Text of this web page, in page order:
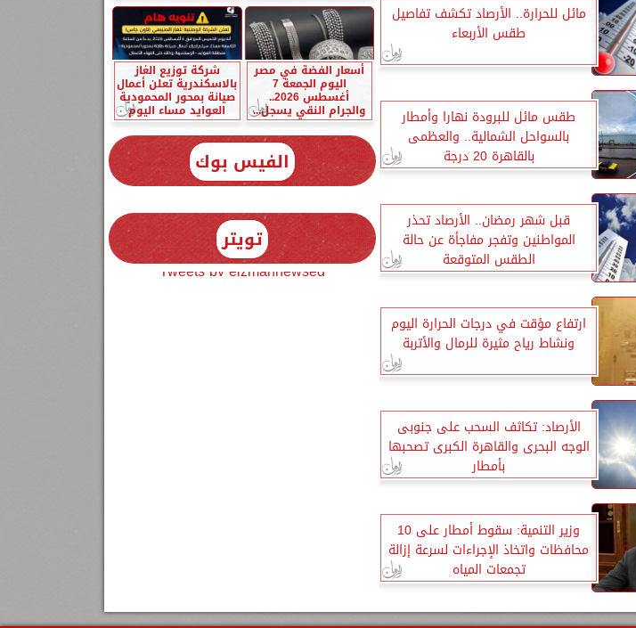
مائل للحرارة.. الأرصاد تكشف تفاصيل
طقس الأربعاء
طقس مائل للبرودة نهارا وأمطار
بالسواحل الشمالية.. والعظمى
بالقاهرة 20 درجة
قبل شهر رمضان.. الأرصاد تحذر
المواطنين وتفجر مفاجأة عن حالة
الطقس المتوقعة
ارتفاع مؤقت في درجات الحرارة اليوم
ونشاط رياح مثيرة للرمال والأتربة
الأرصاد: تكاثف السحب على جنوبى
الوجه البحرى والقاهرة الكبرى تصحبها
بأمطار
وزير التنمية: سقوط أمطار على 10
محافظات واتخاذ الإجراءات لسرعة إزالة
تجمعات المياه
أسعار الفضة في مصر
اليوم الجمعة 7
أغسطس 2026..
والجرام النقي يسجل...
شركة توزيع الغاز
بالاسكندرية تعلن أعمال
صيانة بمحور المحمودية
العوايد مساء اليوم
الفيس بوك
تويتر
Tweets by elzmannewseg